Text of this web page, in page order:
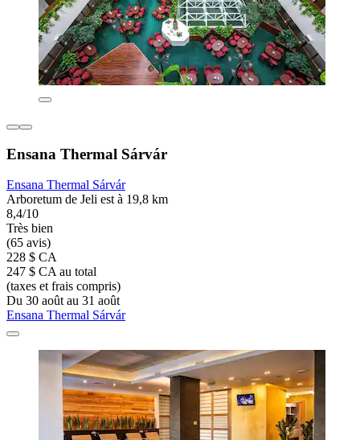
Ensana Thermal Sárvár
Ensana Thermal Sárvár
Arboretum de Jeli est à 19,8 km
8,4/10
Très bien
(65 avis)
228 $ CA
247 $ CA au total
(taxes et frais compris)
Du 30 août au 31 août
Ensana Thermal Sárvár